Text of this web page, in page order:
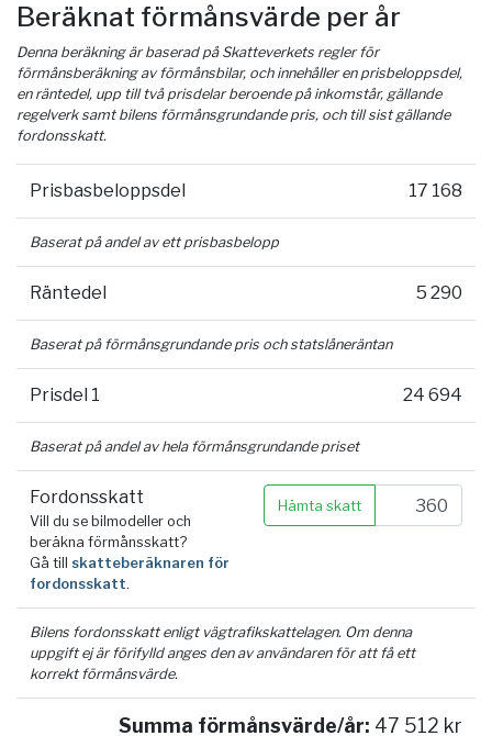
Beräknat förmånsvärde per år
Denna beräkning är baserad på Skatteverkets regler för
förmånsberäkning av förmånsbilar, och innehåller en prisbeloppsdel,
en räntedel, upp till två prisdelar beroende på inkomstår, gällande
regelverk samt bilens förmånsgrundande pris, och till sist gällande
fordonsskatt.
Prisbasbeloppsdel 17 168
Baserat på andel av ett prisbasbelopp
Räntedel 5 290
Baserat på förmånsgrundande pris och statslåneräntan
Prisdel 1 24 694
Baserat på andel av hela förmånsgrundande priset
Fordonsskatt
Vill du se bilmodeller och
beräkna förmånsskatt?
Gå till skatteberäknaren för
fordonsskatt.
Hämta skatt
Bilens fordonsskatt enligt vägtrafikskattelagen. Om denna
uppgift ej är förifylld anges den av användaren för att få ett
korrekt förmånsvärde.
Summa förmånsvärde/år: 47 512 kr